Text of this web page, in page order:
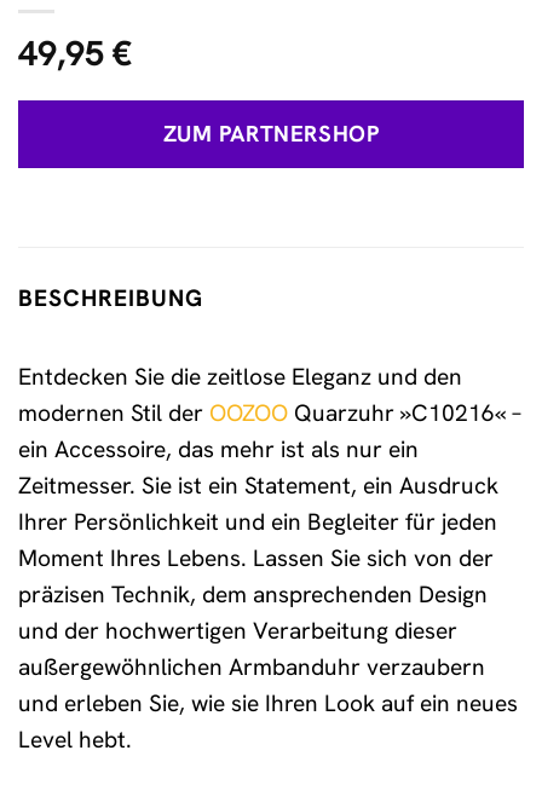
49,95€
ZUM PARTNERSHOP
BESCHREIBUNG
Entdecken Sie die zeitlose Eleganz und den
modernen Stil der OOZOO Quarzuhr »C10216« –
ein Accessoire, das mehr ist als nur ein
Zeitmesser. Sie ist ein Statement, ein Ausdruck
Ihrer Persönlichkeit und ein Begleiter für jeden
Moment Ihres Lebens. Lassen Sie sich von der
präzisen Technik, dem ansprechenden Design
und der hochwertigen Verarbeitung dieser
außergewöhnlichen Armbanduhr verzaubern
und erleben Sie, wie sie Ihren Look auf ein neues
Level hebt.